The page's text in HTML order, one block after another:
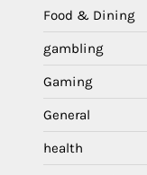
Food & Dining
gambling
Gaming
General
health